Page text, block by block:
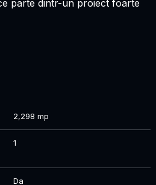
parte dintr-un proiect foarte
2,298 mp
1
Da